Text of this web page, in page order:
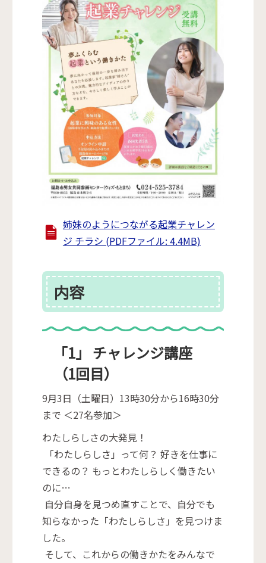
姉妹のようにつながる起業チャレン
ジ チラシ (PDFファイル: 4.4MB)
内容
「1」 チャレンジ講座
（1回目）
9月3日（土曜日）13時30分から16時30分
まで ＜27名参加＞
わたしらしさの大発見！
「わたしらしさ」って何？ 好きを仕事に
できるの？ もっとわたしらしく働きたい
のに…
自分自身を見つめ直すことで、自分でも
知らなかった「わたしらしさ」を見つけま
した。
そして、これからの働きかたをみんなで